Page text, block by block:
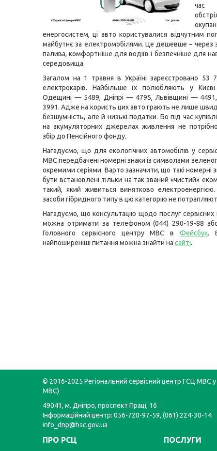
час
енергосистем, ці авто користувалися відчутним
майбутнє за електромобілями. Це дешевше – через
палива, комфортніше для водіїв і безпечніше для
середовища.
Загалом на 1 травня в Україні зареєстровано 53
електрокарів. Найбільше їх полюбляють у
Одещині — 5489, Дніпрі — 4795, Львівщині —
3991. Адже на користь цих авто грають не лише
безшумність, але й низькі податки. Бо під час
на акумуляторних джерелах живлення не
збір до Пенсійного фонду.
Нагадуємо, що для екологічних автомобілів у
МВС передбачені номерні знаки із символами
окремими серіями. Варто зазначити, що такі номерні
бути встановлені тільки на так званий «чистий»
такий, який живиться винятково електроенергією.
засоби гібридного типу в цю категорію не
Нагадуємо, що консультацію щодо послуг
можна отримати за телефоном (044) 290-19-88 або
Головного сервісного центру МВС вФейсбук.
найпоширеніші питання можна знайти на сайті.
© 2016-2025 Регіональний сервісний центр ГСЦ МВС у
МВС)
49041, м. Дніпро, проспект Праці, 16
Інформаційний центр: 056-720-97-59, (061) 224-30-14
info_dnp@hsc.gov.ua
ПРО РСЦ ПОСЛУГИ